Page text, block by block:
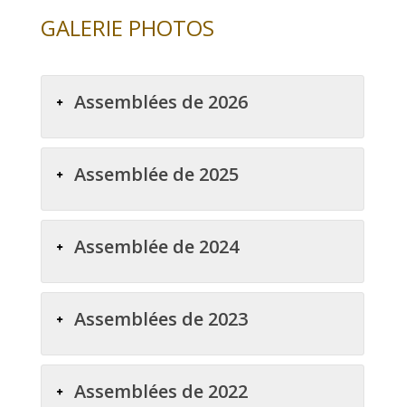
GALERIE PHOTOS
Assemblées de 2026
Assemblée de 2025
Assemblée de 2024
Assemblées de 2023
Assemblées de 2022